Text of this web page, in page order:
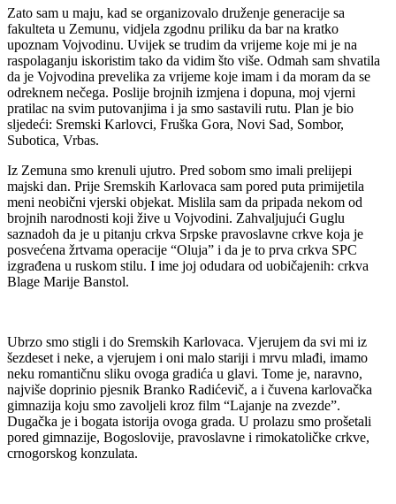
Zato sam u maju, kad se organizovalo druženje generacije sa
fakulteta u Zemunu, vidjela zgodnu priliku da bar na kratko
upoznam Vojvodinu. Uvijek se trudim da vrijeme koje mi je na
raspolaganju iskoristim tako da vidim što više. Odmah sam shvatila
da je Vojvodina prevelika za vrijeme koje imam i da moram da se
odreknem nečega. Poslije brojnih izmjena i dopuna, moj vjerni
pratilac na svim putovanjima i ja smo sastavili rutu. Plan je bio
sljedeći: Sremski Karlovci, Fruška Gora, Novi Sad, Sombor,
Subotica, Vrbas.
Iz Zemuna smo krenuli ujutro. Pred sobom smo imali prelijepi
majski dan. Prije Sremskih Karlovaca sam pored puta primijetila
meni neobični vjerski objekat. Mislila sam da pripada nekom od
brojnih narodnosti koji žive u Vojvodini. Zahvaljujući Guglu
saznadoh da je u pitanju crkva Srpske pravoslavne crkve koja je
posvećena žrtvama operacije “Oluja” i da je to prva crkva SPC
izgrađena u ruskom stilu. I ime joj odudara od uobičajenih: crkva
Blage Marije Banstol.
Ubrzo smo stigli i do Sremskih Karlovaca. Vjerujem da svi mi iz
šezdeset i neke, a vjerujem i oni malo stariji i mrvu mlađi, imamo
neku romantičnu sliku ovoga gradića u glavi. Tome je, naravno,
najviše doprinio pjesnik Branko Radićevič, a i čuvena karlovačka
gimnazija koju smo zavoljeli kroz film “Lajanje na zvezde”.
Dugačka je i bogata istorija ovoga grada. U prolazu smo prošetali
pored gimnazije, Bogoslovije, pravoslavne i rimokatoličke crkve,
crnogorskog konzulata.